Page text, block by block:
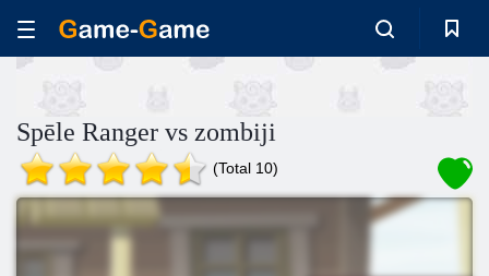
Spēle Ranger vs zombiji
(Total 10)